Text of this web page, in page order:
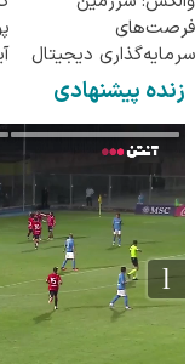
فرصت‌های
سرمایه‌گذاری دیجیتال
شما
زنده پیشنهادی